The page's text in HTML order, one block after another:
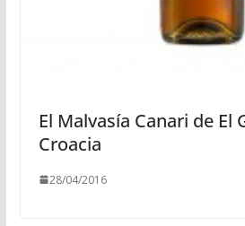
El Malvasía Canari de El
Croacia
28/04/2016